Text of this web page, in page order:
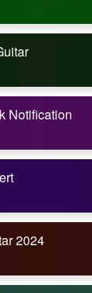
Notification
2024